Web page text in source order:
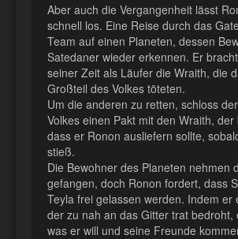
Aber auch die Vergangenheit lässt
schnell los. Eine Reise durch das
Team auf einen Planeten, dessen
Satedaner wieder erkennen. Er
seiner Zeit als Läufer die Wraith, die
Großteil des Volkes töteten.
Um die anderen zu retten, schloss
Volkes einen Pakt mit den Wraith, der
dass er Ronon ausliefern sollte,
stieß.
Die Bewohner des Planeten nehmen
gefangen, doch Ronon fordert, dass
Teyla frei gelassen werden. Indem er
der zu nah an das Gitter trat bedroht,
was er will und seine Freunde